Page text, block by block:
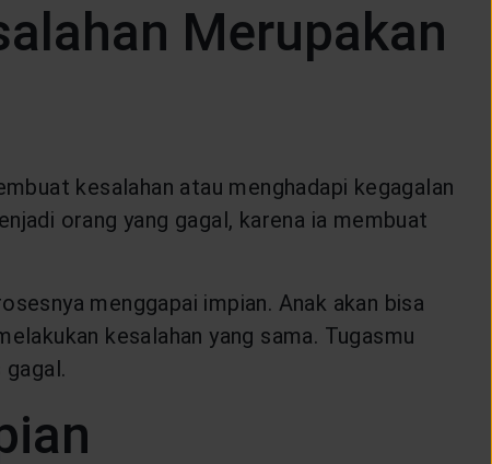
Merupakan
kesalahan atau menghadapi kegagalan
orang yang gagal, karena ia membuat
menggapai impian. Anak akan bisa
kesalahan yang sama. Tugasmu